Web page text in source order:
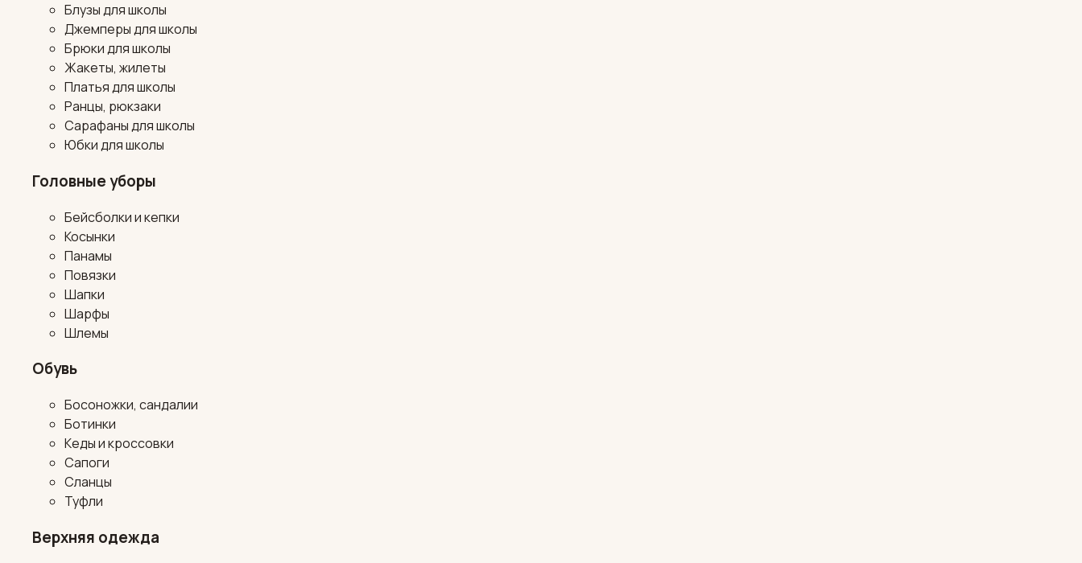
Блузы для школы
Джемперы для школы
Брюки для школы
Жакеты, жилеты
Платья для школы
Ранцы, рюкзаки
Сарафаны для школы
Юбки для школы
Головные уборы
Бейсболки и кепки
Косынки
Панамы
Повязки
Шапки
Шарфы
Шлемы
Обувь
Босоножки, сандалии
Ботинки
Кеды и кроссовки
Сапоги
Сланцы
Туфли
Верхняя одежда